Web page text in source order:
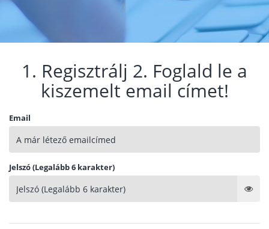
1. Regisztrálj 2. Foglald le a
kiszemelt email címet!
Email
Jelszó (Legalább 6 karakter)